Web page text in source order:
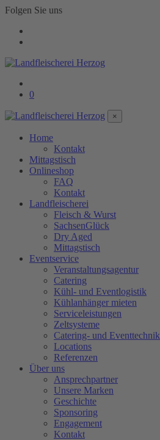
Folgen Sie uns
0
×
Home
Kontakt
Mittagstisch
Onlineshop
FAQ
Kontakt
Landfleischerei
Fleisch & Wurst
SachsenGlück
Dry Aged
Mittagstisch
Eventservice
Veranstaltungsagentur
Catering
Kühl- und Eventlogistik
Kühlanhänger mieten
Serviceleistungen
Zeltsysteme
Catering- und Eventtechnik
Locations
Referenzen
Über uns
Ansprechpartner
Unsere Marken
Geschichte
Sponsoring
Engagement
Kontakt